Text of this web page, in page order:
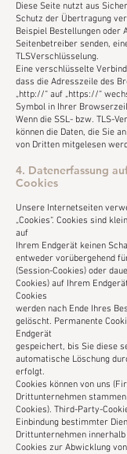
Diese Seite nutzt aus
Schutz der Übertragung
Beispiel Bestellungen oder
Seitenbetreiber senden,
TLSVerschlüsselung.
Eine verschlüsselte
dass die Adresszeile des
„http://“ auf „https://“
Symbol in Ihrer
Wenn die SSL- bzw. TLS-
können die Daten, die Sie
von Dritten mitgelesen
4. Datenerfassung
Cookies
Unsere Internetseiten
„Cookies“. Cookies sind
auf
Ihrem Endgerät keinen
entweder vorübergehend
(Session-Cookies) oder
Cookies) auf Ihrem
Cookies
werden nach Ende Ihres
gelöscht. Permanente
Endgerät
gespeichert, bis Sie diese
automatische Löschung
erfolgt.
Cookies können von uns
Drittunternehmen
Cookies). Third-Party-
Einbindung bestimmter
Drittunternehmen innerhalb
Cookies zur Abwicklung